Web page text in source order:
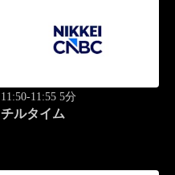
11:50-11:55 5分
チルタイム